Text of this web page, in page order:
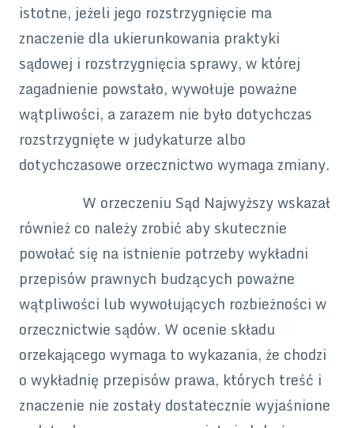
istotne, jeżeli jego rozstrzygnięcie ma
znaczenie dla ukierunkowania praktyki
sądowej i rozstrzygnięcia sprawy, w której
zagadnienie powstało, wywołuje poważne
wątpliwości, a zarazem nie było dotychczas
rozstrzygnięte w judykaturze albo
dotychczasowe orzecznictwo wymaga zmiany.
W orzeczeniu Sąd Najwyższy wskazał
również co należy zrobić aby skutecznie
powołać się na istnienie potrzeby wykładni
przepisów prawnych budzących poważne
wątpliwości lub wywołujących rozbieżności w
orzecznictwie sądów. W ocenie składu
orzekającego wymaga to wykazania, że chodzi
o wykładnię przepisów prawa, których treść i
znaczenie nie zostały dostatecznie wyjaśnione